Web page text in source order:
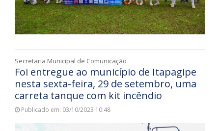
Secretaria Municipal de Comunicação
Foi entregue ao município de Itapagipe
nesta sexta-feira, 29 de setembro, uma
carreta tanque com kit incêndio
Publicado em: 03/10/2023 10:48